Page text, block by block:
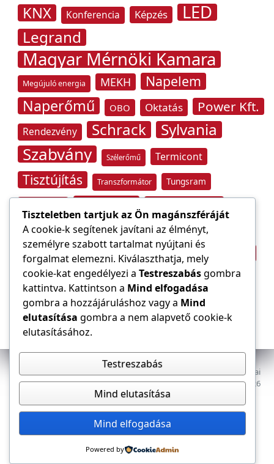
KNX Konferencia Képzés LED
Legrand
Magyar Mérnöki Kamara
Megújuló energia MEKH Napelem
Naperőmű OBO Oktatás Power Kft.
Rendezvény Schrack Sylvania
Szabvány Szélerőmű Termicont
Tisztújítás Transzformátor Tungsram
Villámvédelem
Világítástechnika Áramfogyasztás
Áramszolgáltató Építőipar átviteli hálózat
Az E-VILLAMOS szaklap a Magyar Mérnöki Kamara Elektrotechnikai
Tagozatának lapja. Minden jog fenntartva, © 2009–2026
Dokumentumok Tagozat
Kapcsolat, impresszum
Tiszteletben tartjuk az Ön magánszféráját
A cookie-k segítenek javítani az élményt,
személyre szabott tartalmat nyújtani és
forgalmat elemezni. Kiválaszthatja, mely
cookie-kat engedélyezi a Testreszabásgombra
kattintva. Kattintson a Mind elfogadása
gombra a hozzájáruláshoz vagy a Mind
elutasítása gombra a nem alapvető cookie-k
elutasításához.
Testreszabás
Mind elutasítása
Mind elfogadása
Powered by